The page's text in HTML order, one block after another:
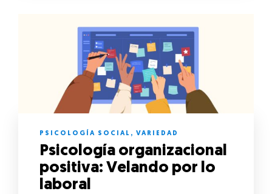
PSICOLOGÍA SOCIAL , VARIEDAD
Psicología organizacional
positiva: Velando por lo
laboral